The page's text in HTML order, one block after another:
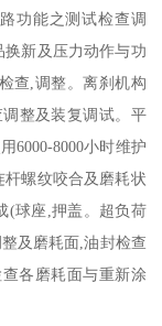
功能之测试检查调
新及压力动作与功
查,调整。离刹机构
整及装复调试。平
6000-8000小时维护
螺纹咬合及磨耗状
(球座,押盖。超负荷
及磨耗面,油封检查
各磨耗面与重新涂